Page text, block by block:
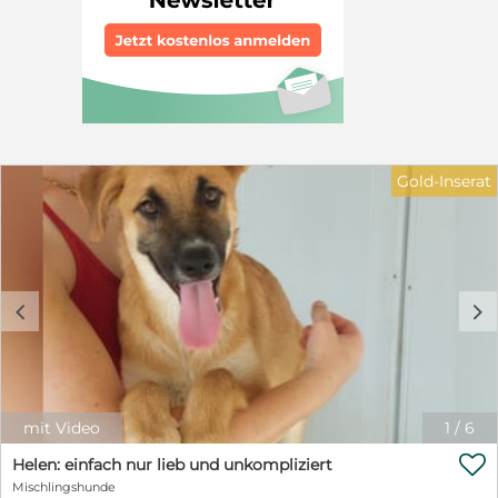
oder Einzelperson mit Hundeerfahrung. Gerne kann ein
Ersthund in dem Zuhause leben. Kinder sollten ca. 12
Jahre oder älter sein und den verantwortungsvollen
Umgang mit Tieren kennen. Nehmen Sie gerne
unverbindlich Kontakt auf, wenn Sie Fragen haben. Elke
Schmitz +49 1772954647 Email: info@furbys-
beim deutschen Veterinäramt registrierten Transport.
1 / 6
c d
mit Video
Gold-Inserat
Helen: einfach nur lieb und unkompliziert
Mischlingshunde
